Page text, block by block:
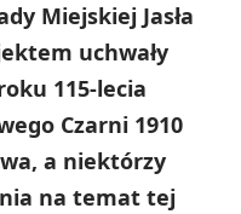
Miejskiej Jasła
uchwały
115-lecia
Czarni 1910
a niektórzy
na temat tej